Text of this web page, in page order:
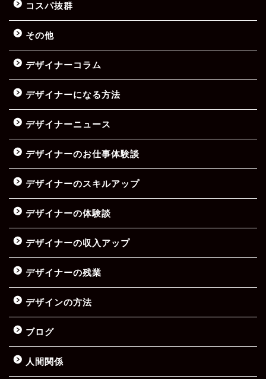
コスパ抜群
その他
デザイナーコラム
デザイナーになる方法
デザイナーニュース
デザイナーのお仕事体験談
デザイナーのスキルアップ
デザイナーの体験談
デザイナーの収入アップ
デザイナーの残業
デザインの方法
ブログ
人間関係